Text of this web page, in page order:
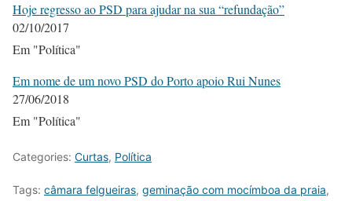
Hoje regresso ao PSD para ajudar na sua “refundação”
02/10/2017
Em "Política"
Em nome de um novo PSD do Porto apoio Rui Nunes
27/06/2018
Em "Política"
Categories: Curtas, Política
Tags: câmara felgueiras, geminação com mocímboa da praia,